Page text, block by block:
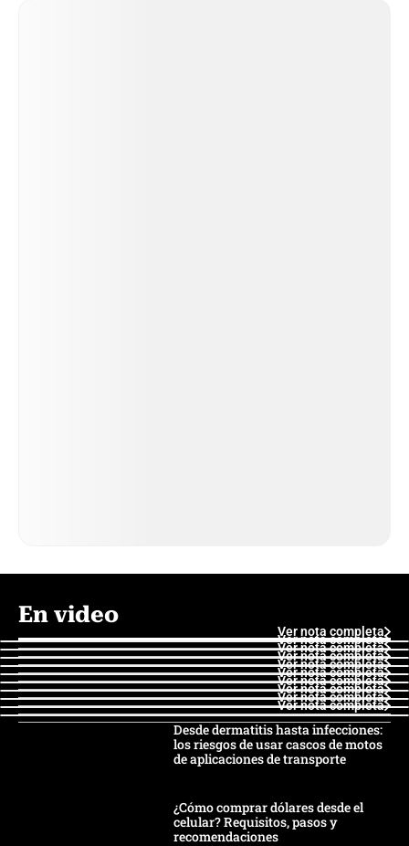
En video
Ver nota completa
Ver nota completa
Ver nota completa
Ver nota completa
Ver nota completa
Ver nota completa
Ver nota completa
Ver nota completa
Ver nota completa
Ver nota completa
Desde dermatitis hasta infecciones:
los riesgos de usar cascos de motos
de aplicaciones de transporte
¿Cómo comprar dólares desde el
celular? Requisitos, pasos y
recomendaciones